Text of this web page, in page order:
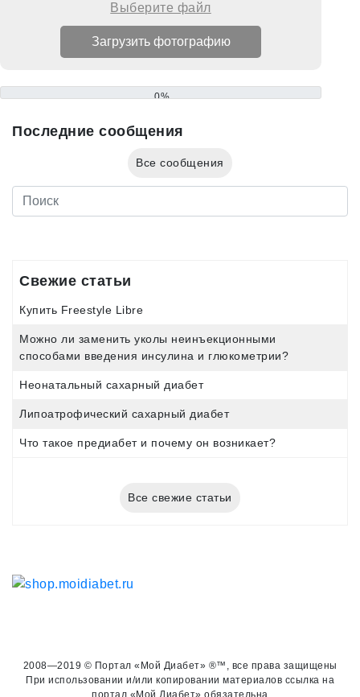
Выберите файл
0%
Последние сообщения
Все сообщения
Свежие статьи
Купить Freestyle Libre
Можно ли заменить уколы неинъекционными
способами введения инсулина и глюкометрии?
Неонатальный сахарный диабет
Липоатрофический сахарный диабет
Что такое предиабет и почему он возникает?
Все свежие статьи
2008—2019 © Портал «Мой Диабет» ®™, все права защищены
При использовании и/или копировании материалов ссылка на
портал «Мой Диабет» обязательна